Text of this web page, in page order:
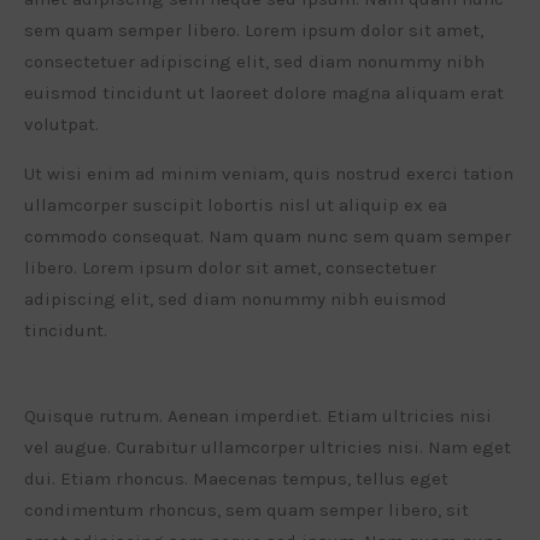
sem quam semper libero. Lorem ipsum dolor sit amet,
consectetuer adipiscing elit, sed diam nonummy nibh
euismod tincidunt ut laoreet dolore magna aliquam erat
volutpat.
Ut wisi enim ad minim veniam, quis nostrud exerci tation
ullamcorper suscipit lobortis nisl ut aliquip ex ea
commodo consequat. Nam quam nunc sem quam semper
libero. Lorem ipsum dolor sit amet, consectetuer
adipiscing elit, sed diam nonummy nibh euismod
tincidunt.
Quisque rutrum. Aenean imperdiet. Etiam ultricies nisi
vel augue. Curabitur ullamcorper ultricies nisi. Nam eget
dui. Etiam rhoncus. Maecenas tempus, tellus eget
condimentum rhoncus, sem quam semper libero, sit